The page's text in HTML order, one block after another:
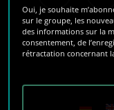
Oui, je souhaite
sur le groupe, les
des informations sur la
consentement, de
rétractation concernant